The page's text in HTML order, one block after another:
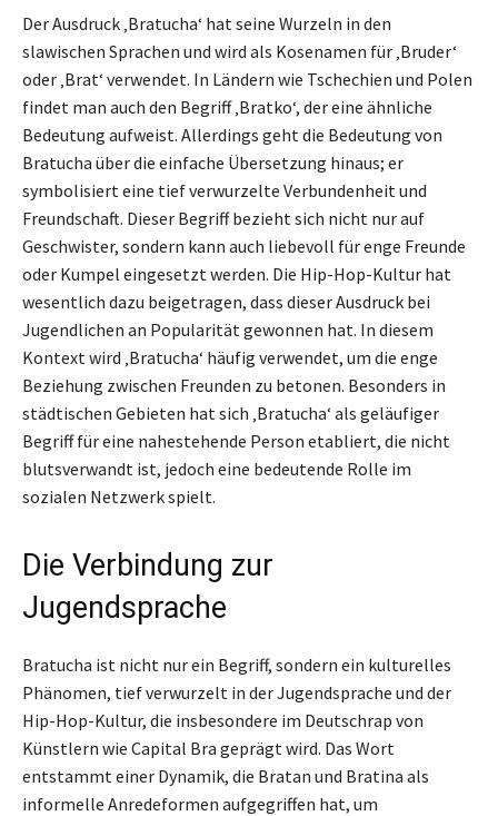
Der Ausdruck ‚Bratucha‘ hat seine Wurzeln in den
slawischen Sprachen und wird als Kosenamen für ‚Bruder‘
oder ‚Brat‘ verwendet. In Ländern wie Tschechien und Polen
findet man auch den Begriff ‚Bratko‘, der eine ähnliche
Bedeutung aufweist. Allerdings geht die Bedeutung von
Bratucha über die einfache Übersetzung hinaus; er
symbolisiert eine tief verwurzelte Verbundenheit und
Freundschaft. Dieser Begriff bezieht sich nicht nur auf
Geschwister, sondern kann auch liebevoll für enge Freunde
oder Kumpel eingesetzt werden. Die Hip-Hop-Kultur hat
wesentlich dazu beigetragen, dass dieser Ausdruck bei
Jugendlichen an Popularität gewonnen hat. In diesem
Kontext wird ‚Bratucha‘ häufig verwendet, um die enge
Beziehung zwischen Freunden zu betonen. Besonders in
städtischen Gebieten hat sich ‚Bratucha‘ als geläufiger
Begriff für eine nahestehende Person etabliert, die nicht
blutsverwandt ist, jedoch eine bedeutende Rolle im
sozialen Netzwerk spielt.
Die Verbindung zur
Jugendsprache
Bratucha ist nicht nur ein Begriff, sondern ein kulturelles
Phänomen, tief verwurzelt in der Jugendsprache und der
Hip-Hop-Kultur, die insbesondere im Deutschrap von
Künstlern wie Capital Bra geprägt wird. Das Wort
entstammt einer Dynamik, die Bratan und Bratina als
informelle Anredeformen aufgegriffen hat, um